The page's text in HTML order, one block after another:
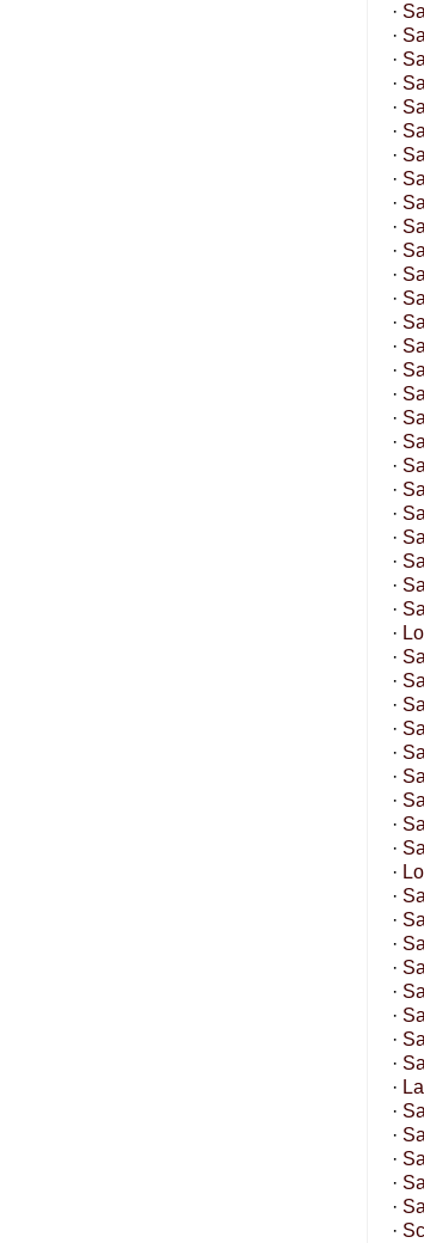
·
·
·
·
·
·
·
·
·
·
·
·
·
·
·
·
·
·
·
·
·
·
·
·
·
·
·
·
·
·
·
·
·
·
·
·
·
·
·
·
·
·
·
·
·
·
·
·
·
·
·
·